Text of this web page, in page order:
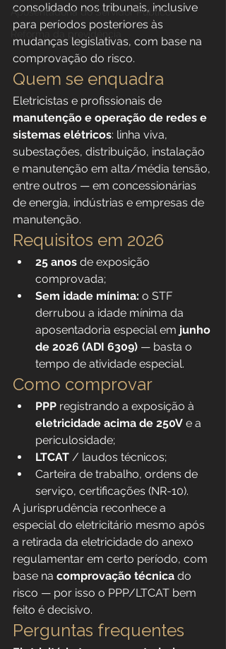
Aposentadoria do Servidor Público
Reforma da previdência
consolidado nos tribunais, inclusive
para períodos posteriores às
mudanças legislativas, com base na
comprovação do risco.
Quem se enquadra
Eletricistas e profissionais de
manutenção e operação de redes e
sistemas elétricos: linha viva,
subestações, distribuição, instalação
e manutenção em alta/média tensão,
entre outros — em concessionárias
de energia, indústrias e empresas de
manutenção.
Requisitos em 2026
25 anos de exposição
comprovada;
Sem idade mínima: o STF
derrubou a idade mínima da
aposentadoria especial em junho
de 2026 (ADI 6309) — basta o
tempo de atividade especial.
Como comprovar
PPP registrando a exposição à
eletricidade acima de 250V e a
periculosidade;
LTCAT / laudos técnicos;
Carteira de trabalho, ordens de
serviço, certificações (NR-10).
A jurisprudência reconhece a
especial do eletricitário mesmo após
a retirada da eletricidade do anexo
regulamentar em certo período, com
base na comprovação técnica do
risco — por isso o PPP/LTCAT bem
feito é decisivo.
Perguntas frequentes